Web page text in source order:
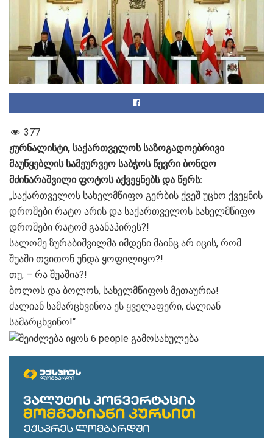
377
ჟურნალისტი, საქართველოს საზოგადოებრივი
მაუწყებლის სამეურვეო საბჭოს წევრი ბონდო
მძინარაშვილი ფოტოს აქვეყნებს და წერს:
„საქართველოს სახელმწიფო გერბის ქვეშ უცხო ქვეყნის
დროშები რატო არის და საქართველოს სახელმწიფო
დროშები რატომ გაანაპირეს?!
სალომე ზურაბიშვილმა იმდენი მაინც არ იცის, რომ
შუაში თვითონ უნდა ყოფილიყო?!
თუ, – რა შუაშია?!
ბოლოს და ბოლოს, სახელმწიფოს მეთაურია!
ძალიან სამარცხვინოა ეს ყველაფერი, ძალიან
სამარცხვინო!“